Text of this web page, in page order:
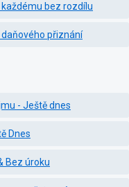
bez rozdílu
přiznání
- Ještě dnes
Dnes
Bez úroku